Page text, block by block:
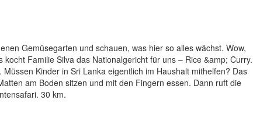
Gemüsegarten und schauen, was hier so alles wächst. Wow,
Familie Silva das Nationalgericht für uns – Rice &amp; Curry.
Kinder in Sri Lanka eigentlich im Haushalt mithelfen? Das
am Boden sitzen und mit den Fingern essen. Dann ruft die
30 km.